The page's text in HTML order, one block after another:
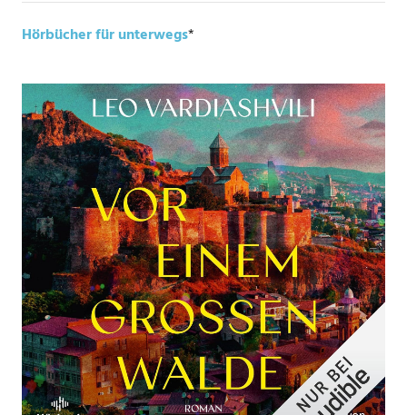
Hörbücher für unterwegs*